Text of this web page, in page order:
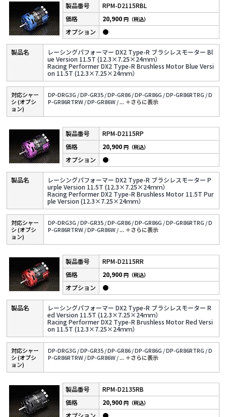
RPM-D2115RBL
レーシングパフォーマー DX2 Type-R ブラシレスモーター Bl
ue Version 11.5T (12.3×7.25×24ｍｍ）
Racing Performer DX2 Type-R Brushless Motor Blue Versi
on 11.5T (12.3×7.25×24ｍｍ）
20,900円（税込）
●
対応シャー
シ (オプシ
ョン)
DP-DRG3G /DP-GR35 /DP-GR86 /DP-GR86G /DP-GR86RTRG /D
P-GR86RTRW /DP-GR86W /... ＋さらに表⽰
RPM-D2115RP
レーシングパフォーマー DX2 Type-R ブラシレスモーター P
urple Version 11.5T (12.3×7.25×24ｍｍ）
Racing Performer DX2 Type-R Brushless Motor 11.5T Pur
ple Version (12.3×7.25×24ｍｍ）
20,900円（税込）
●
対応シャー
シ (オプシ
ョン)
DP-DRG3G /DP-GR35 /DP-GR86 /DP-GR86G /DP-GR86RTRG /D
P-GR86RTRW /DP-GR86W /... ＋さらに表⽰
RPM-D2115RR
レーシングパフォーマー DX2 Type-R ブラシレスモーター R
ed Version 11.5T (12.3×7.25×24ｍｍ）
Racing Performer DX2 Type-R Brushless Motor Red Versi
on 11.5T (12.3×7.25×24ｍｍ）
20,900円（税込）
●
対応シャー
シ (オプシ
ョン)
DP-DRG3G /DP-GR35 /DP-GR86 /DP-GR86G /DP-GR86RTRG /D
P-GR86RTRW /DP-GR86W /... ＋さらに表⽰
RPM-D2135RB
20,900円（税込）